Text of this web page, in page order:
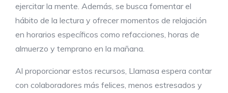
ejercitar la mente. Además, se busca fomentar el
hábito de la lectura y ofrecer momentos de relajación
en horarios específicos como refacciones, horas de
almuerzo y temprano en la mañana.
Al proporcionar estos recursos, Llamasa espera contar
con colaboradores más felices, menos estresados y